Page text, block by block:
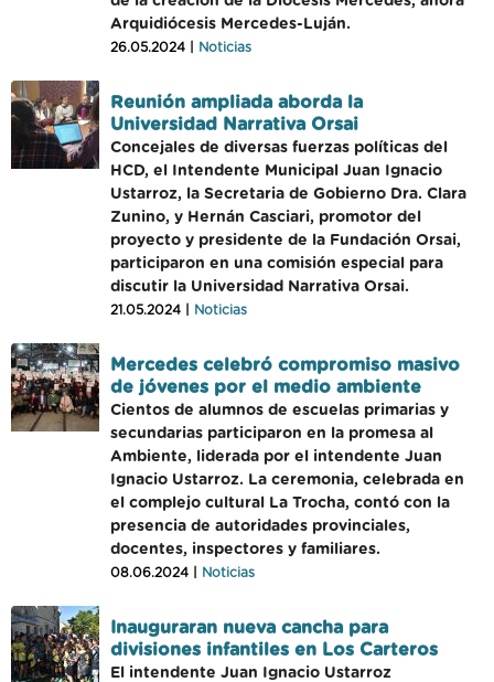
Arquidiócesis Mercedes-Luján.
26.05.2024 | Noticias
Reunión ampliada aborda la
Universidad Narrativa Orsai
Concejales de diversas fuerzas políticas del
HCD, el Intendente Municipal Juan Ignacio
Ustarroz, la Secretaria de Gobierno Dra. Clara
Zunino, y Hernán Casciari, promotor del
proyecto y presidente de la Fundación Orsai,
participaron en una comisión especial para
discutir la Universidad Narrativa Orsai.
21.05.2024 | Noticias
Mercedes celebró compromiso masivo
de jóvenes por el medio ambiente
Cientos de alumnos de escuelas primarias y
secundarias participaron en la promesa al
Ambiente, liderada por el intendente Juan
Ignacio Ustarroz. La ceremonia, celebrada en
el complejo cultural La Trocha, contó con la
presencia de autoridades provinciales,
docentes, inspectores y familiares.
08.06.2024 | Noticias
Inauguraran nueva cancha para
divisiones infantiles en Los Carteros
El intendente Juan Ignacio Ustarroz